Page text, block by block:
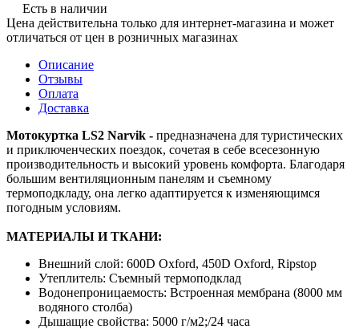
Есть в наличии
Цена действительна только для интернет-магазина и может
отличаться от цен в розничных магазинах
Описание
Отзывы
Оплата
Доставка
Мотокуртка LS2 Narvik - предназначена для туристических
и приключенческих поездок, сочетая в себе всесезонную
производительность и высокий уровень комфорта. Благодаря
большим вентиляционным панелям и съемному
термоподкладу, она легко адаптируется к изменяющимся
погодным условиям.
МАТЕРИАЛЫ И ТКАНИ:
Внешний слой: 600D Oxford, 450D Oxford, Ripstop
Утеплитель: Съемный термоподклад
Водонепроницаемость: Встроенная мембрана (8000 мм
водяного столба)
Дышащие свойства: 5000 г/м2;/24 часа